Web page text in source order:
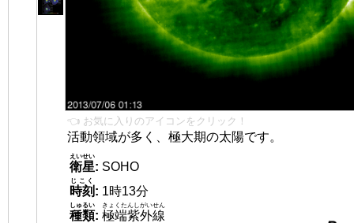
👈 お気に入りのアイコンをクリック！
活動領域が多く、極大期の太陽です。
衛星
えいせい
: SOHO
時刻
じこく
: 1時13分
種類
しゅるい
: 極端紫外線
きょくたんしがいせん